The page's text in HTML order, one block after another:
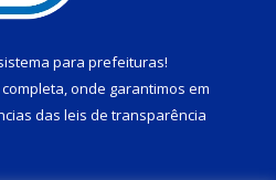
para prefeituras!
completa, onde garantimos em
das leis de transparência